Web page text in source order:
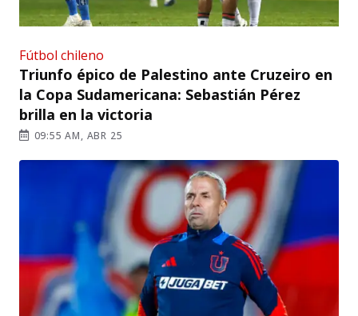
Fútbol chileno
Triunfo épico de Palestino ante Cruzeiro en
la Copa Sudamericana: Sebastián Pérez
brilla en la victoria
09:55 AM, ABR 25